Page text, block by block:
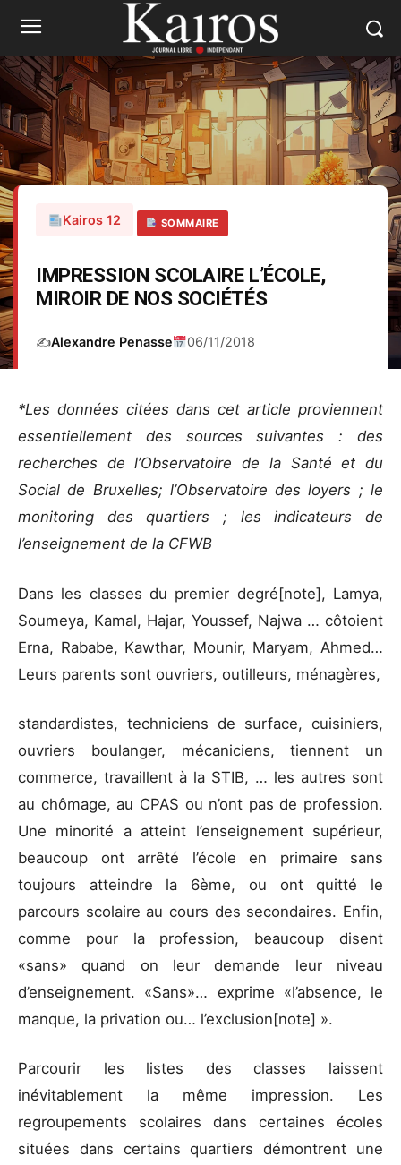
Kairos 12 SOMMAIRE
IMPRESSION SCOLAIRE L’ÉCOLE,
MIROIR DE NOS SOCIÉTÉS
✍️Alexandre Penasse 06/11/2018
*Les données citées dans cet article proviennent
essentiellement des sources suivantes : des
recherches de l’Observatoire de la Santé et du
Social de Bruxelles; l’Observatoire des loyers ; le
monitoring des quartiers ; les indicateurs de
l’enseignement de la CFWB
Dans les classes du premier degré[note], Lamya,
Soumeya, Kamal, Hajar, Youssef, Najwa … côtoient
Erna, Rababe, Kawthar, Mounir, Maryam, Ahmed…
Leurs parents sont ouvriers, outilleurs, ménagères,
standardistes, techniciens de surface, cuisiniers,
ouvriers boulanger, mécaniciens, tiennent un
commerce, travaillent à la STIB, … les autres sont
au chômage, au CPAS ou n’ont pas de profession.
Une minorité a atteint l’enseignement supérieur,
beaucoup ont arrêté l’école en primaire sans
toujours atteindre la 6ème, ou ont quitté le
parcours scolaire au cours des secondaires. Enfin,
comme pour la profession, beaucoup disent
«sans» quand on leur demande leur niveau
d’enseignement. «Sans»… exprime «l’absence, le
manque, la privation ou… l’exclusion[note] ».
Parcourir les listes des classes laissent
inévitablement la même impression. Les
regroupements scolaires dans certaines écoles
situées dans certains quartiers démontrent une